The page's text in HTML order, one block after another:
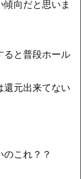
向だと思いま
ると普段ホール
元出来てない
これ？？